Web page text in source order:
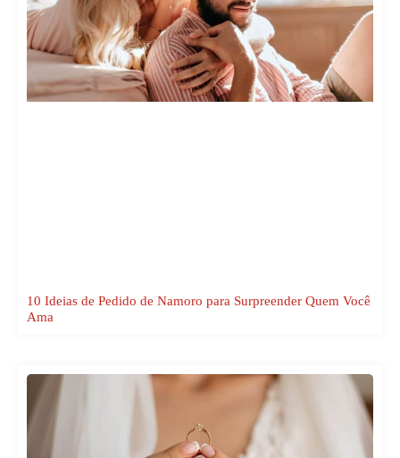
10 Ideias de Pedido de Namoro para Surpreender Quem Você
Ama